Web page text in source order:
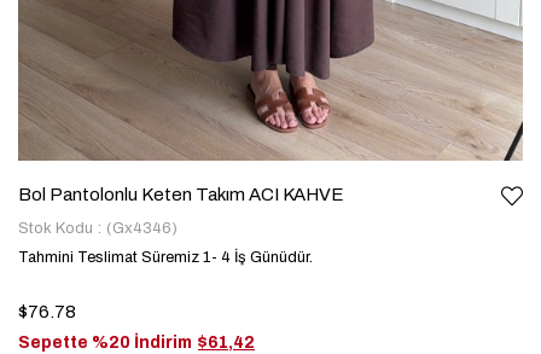
Bol Pantolonlu Keten Takım ACI KAHVE
Stok Kodu
(Gx4346)
Tahmini Teslimat Süremiz 1- 4 İş Günüdür.
$76.78
Sepette %20 İndirim $61,42